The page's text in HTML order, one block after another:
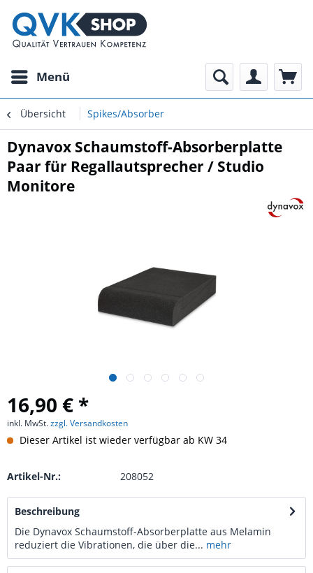
Menü
Übersicht Spikes/Absorber
Dynavox Schaumstoff-Absorberplatte
Paar für Regallautsprecher / Studio
Monitore
16,90 € *
inkl. MwSt.zzgl. Versandkosten
Dieser Artikel ist wieder verfügbar ab KW 34
Artikel-Nr.: 208052
Beschreibung
Die Dynavox Schaumstoff-Absorberplatte aus Melamin
reduziert die Vibrationen, die über die... mehr